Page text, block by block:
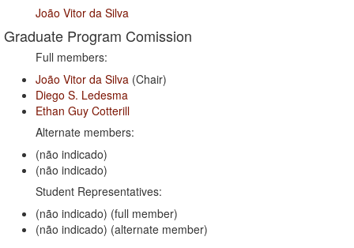
João Vitor da Silva
Graduate Program Comission
Full members:
João Vitor da Silva (Chair)
Diego S. Ledesma
Ethan Guy Cotterill
Alternate members:
(não indicado)
​(não indicado)
Student Representatives:
(não indicado) (full member)
(não indicado) (alternate member)